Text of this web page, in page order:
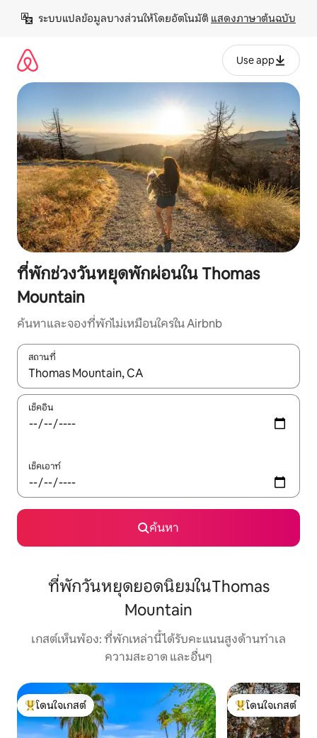
เนื้อหา
ระบบแปลข้อมูลบางส่วนให้โดยอัตโนมัติ แสดงภาษาต้นฉบับ
Use app
ที่พักช่วงวันหยุดพักผ่อนใน Thomas
Mountain
ค้นหาและจองที่พักไม่เหมือนใครใน Airbnb
สถานที่
ใช้ลูกศรขึ้นลง หรือใช้การสัมผัสหรือปัด เพื่อสำรวจผลการค้นหา
เช็คอิน
เช็คเอาท์
ค้นหา
ที่พักวันหยุดยอดนิยมในThomas
Mountain
เกสต์เห็นพ้อง: ที่พักเหล่านี้ได้รับคะแนนสูงด้านทำเล
ความสะอาด และอื่นๆ
โดนใจเกสต์ที่สุด
โดนใจเกสต์
โดนใจเกสต์ที่สุด
โดนใจเกสต์